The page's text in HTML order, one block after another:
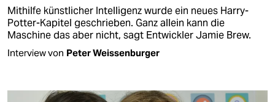
Mithilfe künstlicher Intelligenz wurde ein neues Harry-
Potter-Kapitel geschrieben. Ganz allein kann die
Maschine das aber nicht, sagt Entwickler Jamie Brew.
Interview von Peter Weissenburger